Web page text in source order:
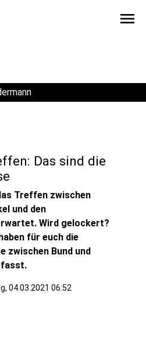
menu
Das sind die
Treffen zwischen
und den
Wird gelockert?
für euch die
zwischen Bund und
04.03.2021 06:52